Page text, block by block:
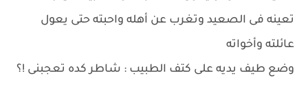
تعينه فى الصعيد وتغرب عن أهله واحبته حتى يعول
عائلته وأخواته
وضع طيف يديه على كتف الطبيب : شاطر كده تعجبنى !؟